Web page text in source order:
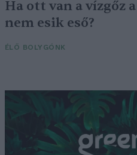
Ha ott van a vízgőz
nem esik eső?
ÉLŐ BOLYGÓNK